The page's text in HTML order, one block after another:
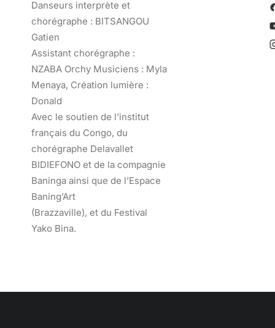
Danseurs interprète et
chorégraphe : BITSANGOU
Gatien
Assistant chorégraphe :
NZABA Orchy Musiciens : Myla
Menaya, Création lumière :
Donald
Avec le soutien de l’institut
français du Congo, du
chorégraphe Delavallet
BIDIEFONO et de la compagnie
Baninga ainsi que de l’Espace
Baning’Art
(Brazzaville), et du Festival
Yako Bina.